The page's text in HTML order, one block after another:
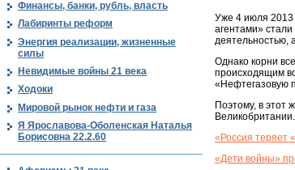
Уже 4 июля 2013
агентами»
деятельностью,
Однако корни
происходящим
«Нефтегазовую
Поэтому, в этот
«Россия теряет
«Дети войны»
Финансы, банки, рубль, власть
Лабиринты реформ
Энергия реализации, жизненные
силы
Невидимые войны 21 века
Ходоки
Мировой рынок нефти и газа
Я Ярославова-Оболенская Наталья
Борисовна 22.2.60